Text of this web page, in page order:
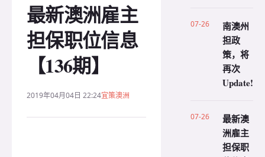
最新澳洲雇主
担保职位信息
【136期】
2019年04月04日 22:24宜策澳洲
07-26
南澳州
担政
策，将
再次
Update!
07-26
最新澳
洲雇主
担保职